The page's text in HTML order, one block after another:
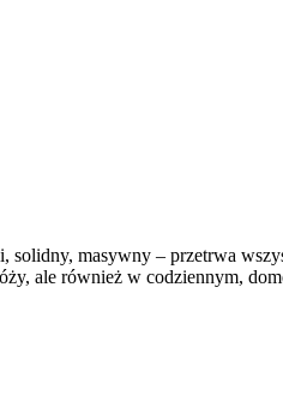
masywny – przetrwa
ale również w codziennym,